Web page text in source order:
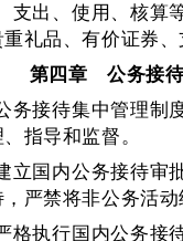
支出、使用、核算
礼品、有价证券
第四章 公务接
接待集中管理制
指导和监督。
国内公务接待审
严禁将非公务活
执行国内公务接